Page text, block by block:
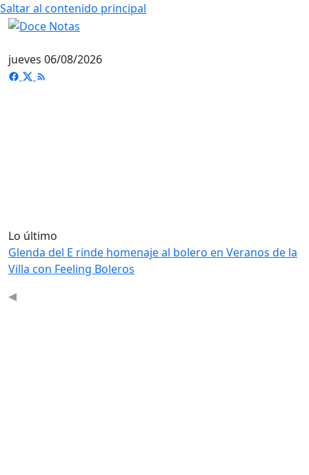
Saltar al contenido principal
jueves 06/08/2026
Lo último
Glenda del E rinde homenaje al bolero en Veranos de la
Villa con Feeling Boleros